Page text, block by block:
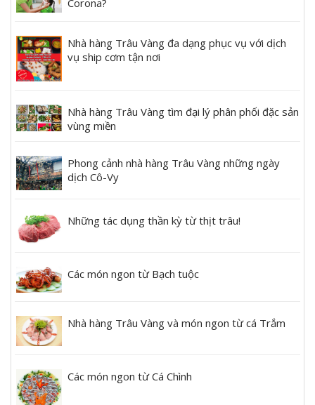
Corona?
Nhà hàng Trâu Vàng đa dạng phục vụ với dịch
vụ ship cơm tận nơi
Nhà hàng Trâu Vàng tìm đại lý phân phối đặc sản
vùng miền
Phong cảnh nhà hàng Trâu Vàng những ngày
dịch Cô-Vy
Những tác dụng thần kỳ từ thịt trâu!
Các món ngon từ Bạch tuộc
Nhà hàng Trâu Vàng và món ngon từ cá Trắm
Các món ngon từ Cá Chình